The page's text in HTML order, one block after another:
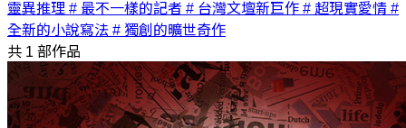
靈異推理 # 最不一樣的記者 # 台灣文壇新巨作 # 超現實愛情 #
全新的小說寫法 # 獨創的曠世奇作
共 1 部作品